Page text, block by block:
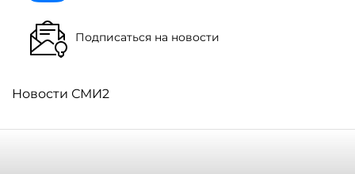
Подписаться на новости
Новости СМИ2